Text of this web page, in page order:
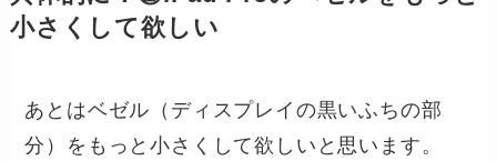
小さくして欲しい
あとはベゼル（ディスプレイの黒いふちの部
分）をもっと小さくして欲しいと思います。